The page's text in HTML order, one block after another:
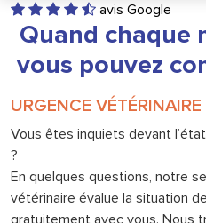
avis Google
Quand chaque
vous pouvez
URGENCE
Vous êtes inquiets devant
?
En quelques questions, notre
vétérinaire évalue la situation